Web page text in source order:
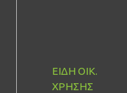
ΕΙΔΗ ΟΙΚ.
ΧΡΗΣΗΣ